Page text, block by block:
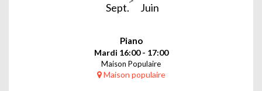
Sept.
Juin
Piano
Mardi 16:00 - 17:00
Maison Populaire
Maison populaire